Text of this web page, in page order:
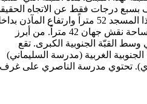
بسبع درجات فقط عن الاتجاه
للقبلة. يبلغ ارتفاع القبّة الضخمة لهذا المسجد 52 متراً وارتفاع المآذن
48 متراً وارتفاع المآذن عند مدخل ساحة نقش جهان 42 متراً. من أبرز
القبّة الجنوبية الكبرى. تقع
الغربية (مدرسة السليماني)
تحتوي مدرسة الناصري على غرف